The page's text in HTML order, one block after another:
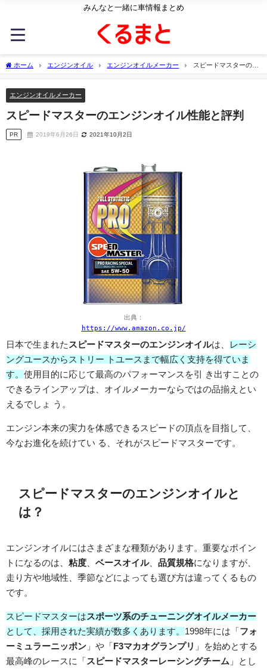
みんなと一緒に車情報まとめ
ホーム エンジンオイル エンジンオイルメーカー
スピードマスターのエ
エンジンオイルメーカー
スピードマスターのエンジンオイル性能と評判
PR 2019年6月26日 2021年10月2日
出典：
https://www.amazon.co.jp/
日本で生まれた スピードマスターのエンジンオイルは、
レーシ
ングユースからストリー トユースまで幅広く支持を得ていま
す。 使用目的に応じて最高のパフォーマンスを引 き出すことの
できるラインアップは、オイルメーカーならではの品揃えとい
えるでしょ う。
エンジン本来の実力を体感できるスピードの頂点を目指して、
今なお進化を続けてい る、それがスピードマスターです。
スピードマスターのエンジンオイルと
は？
エンジンオイルにはさまざまな種類があります。重要なポイン
トになるのは、 粘度 ベースオイル、 品質規格になりますが、
走り方や地域性、季節などによっても選び方は違ってくるもの
です。
スピードマスターは スポーツ系のチューニングオイルメーカー
として、採用された実績が数多くあります。 1998年には「フォ
ーミュラーニッポン 」や「F3マカオグランプリ 」を始めとする
最高峰のレースに「 スピードマスターレーシングチーム 」とし